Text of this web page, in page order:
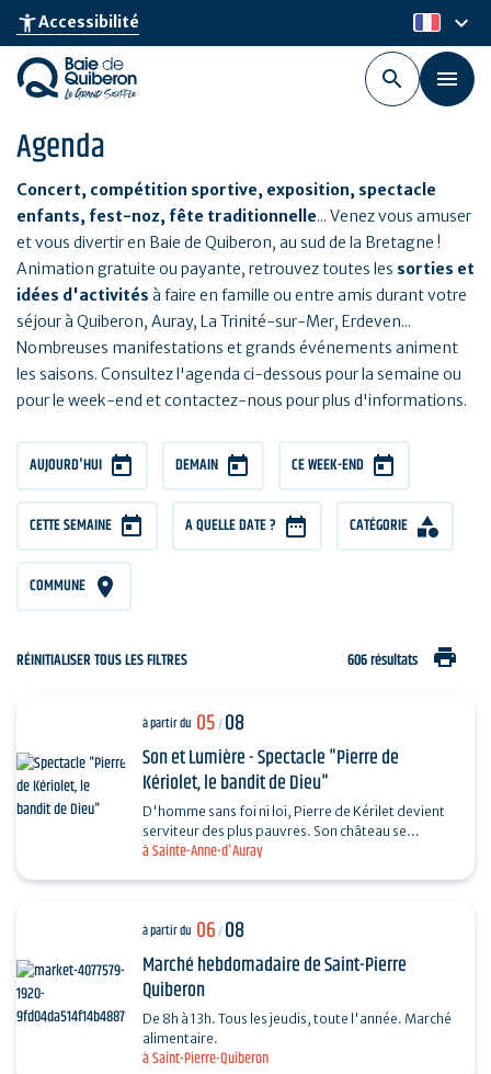
Aller
au
contenu
principal
accessibility_newAccessibilité fr
keyboard_arrow_down
Agenda
Concert, compétition sportive, exposition, spectacle
enfants, fest-noz, fête traditionnelle... Venez vous amuser
et vous divertir en Baie de Quiberon, au sud de la Bretagne !
Animation gratuite ou payante, retrouvez toutes les sorties et
idées d'activités à faire en famille ou entre amis durant votre
séjour à Quiberon, Auray, La Trinité-sur-Mer, Erdeven...
Nombreuses manifestations et grands événements animent
les saisons. Consultez l'agenda ci-dessous pour la semaine ou
pour le week-end et contactez-nous pour plus d'informations.
AUJOURD'HUI DEMAIN CE WEEK-END
CETTE SEMAINE A QUELLE DATE ? CATÉGORIE
COMMUNE
RÉINITIALISER TOUS LES FILTRES 606 résultats print
à Sainte-Anne-d'Auray
à partir du 05/08
Son et Lumière - Spectacle "Pierre de
Kériolet, le bandit de Dieu"
D'homme sans foi ni loi, Pierre de Kérilet devient
serviteur des plus pauvres. Son château se
transforme en refuge, sa vie en offrande.
à Saint-Pierre-Quiberon
à partir du 06/08
Marché hebdomadaire de Saint-Pierre
Quiberon
De 8h à 13h. Tous les jeudis, toute l'année. Marché
alimentaire.